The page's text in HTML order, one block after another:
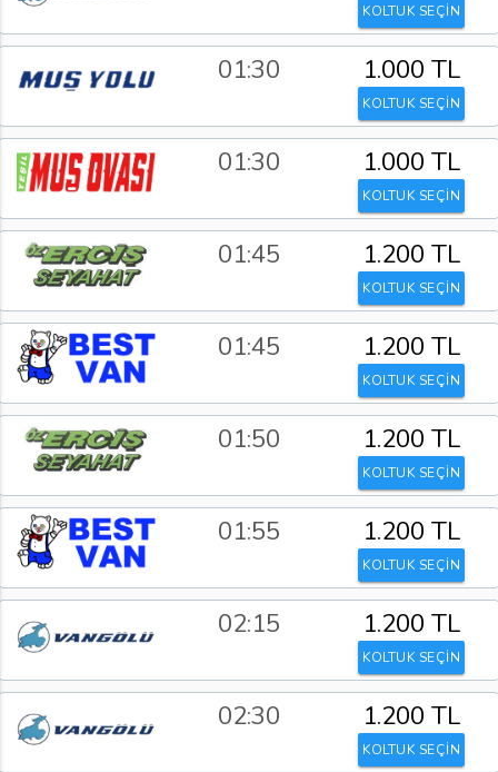
KOLTUK SEÇİN
01:30 1.000 TL
KOLTUK SEÇİN
01:30 1.000 TL
KOLTUK SEÇİN
01:45 1.200 TL
KOLTUK SEÇİN
01:45 1.200 TL
KOLTUK SEÇİN
01:50 1.200 TL
KOLTUK SEÇİN
01:55 1.200 TL
KOLTUK SEÇİN
02:15 1.200 TL
KOLTUK SEÇİN
02:30 1.200 TL
KOLTUK SEÇİN